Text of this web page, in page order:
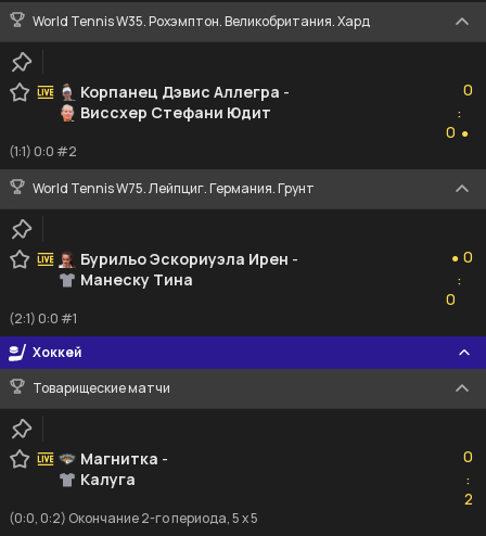
World Tennis W35. Рохэмптон. Великобритания. Хард
Корпанец Дэвис Аллегра -
Виссхер Стефани Юдит
0
:
0 ●
(1:1) 0:0 #2
World Tennis W75. Лейпциг. Германия. Грунт
Бурильо Эскориуэла Ирен -
Манеску Тина
● 0
:
0
(2:1) 0:0 #1
Хоккей
Товарищеские матчи
Магнитка -
Калуга
0
:2
2
(0:0, 0:2) Окончание 2-го периода, 5 x 5